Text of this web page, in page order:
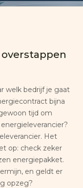
welk bedrijf je gaat
bijna
tijd om
Het
op: check zeker
energiepakket.
en geldt er
opzeg?